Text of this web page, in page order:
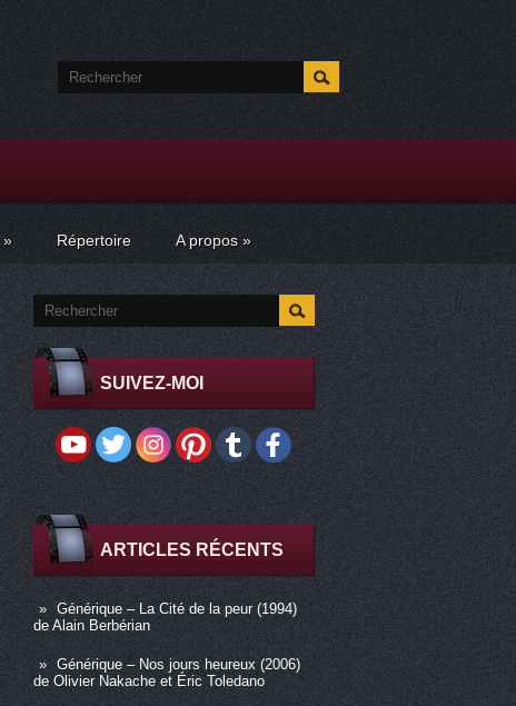
» Répertoire A propos »
SUIVEZ-MOI
ARTICLES RÉCENTS
Générique – La Cité de la peur (1994)
de Alain Berbérian
Générique – Nos jours heureux (2006)
de Olivier Nakache et Éric Toledano